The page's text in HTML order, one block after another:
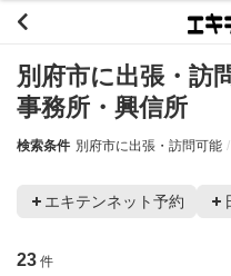
別府市に出張・訪
事務所・興信所
検索条件 別府市に出張・訪問可能
エキテンネット予約
23 件